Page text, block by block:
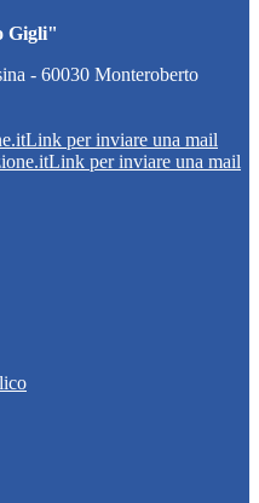
Gigli"
- 60030 Monteroberto
Link per inviare una mail
Link per inviare una mail